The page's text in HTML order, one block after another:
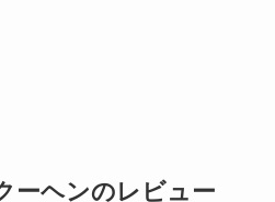
ーヘンのレビュー